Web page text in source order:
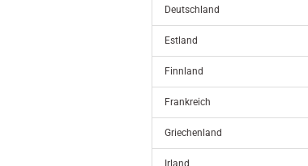
Deutschland
Estland
Finnland
Frankreich
Griechenland
Irland